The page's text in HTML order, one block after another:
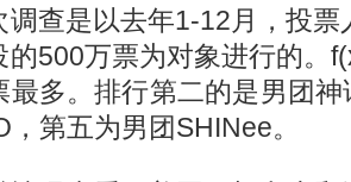
是以去年1-12月，投票
的500万票为对象进行的。
最多。排行第二的是男团
第五为男团SHINee。